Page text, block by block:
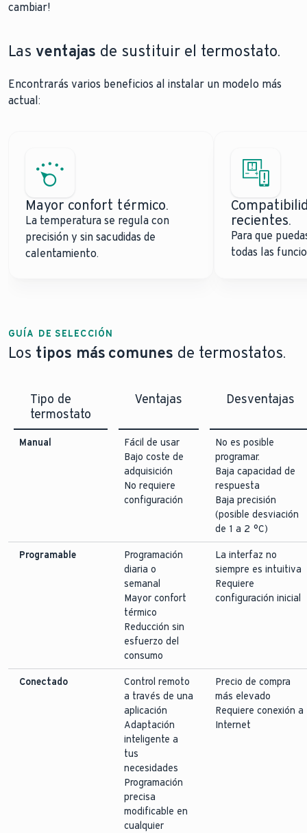
cambiar!
Las ventajas de sustituir el termostato.
Encontrarás varios beneficios al instalar un modelo más
actual:
Mayor confort térmico.
La temperatura se regula con
precisión y sin sacudidas de
calentamiento.
recientes.
Para que
todas las
GUÍA DE SELECCIÓN
Los tipos más comunes de termostatos.
Tipo de
termostato
Ventajas Desventajas
Manual
Fácil de usar
Bajo coste de
adquisición
No requiere
configuración
No es posible
programar.
Baja capacidad de
respuesta
Baja precisión
(posible desviación
de 1 a 2 °C)
Programable
Programación
diaria o
semanal
Mayor confort
térmico
Reducción sin
esfuerzo del
consumo
La interfaz no
siempre es intuitiva
Requiere
configuración inicial
Conectado
Control remoto
a través de una
aplicación
Adaptación
inteligente a
tus
necesidades
Programación
precisa
modificable en
cualquier
Precio de compra
más elevado
Requiere conexión a
Internet